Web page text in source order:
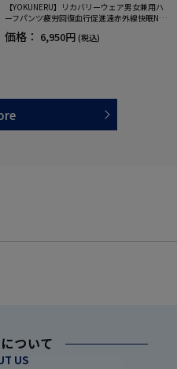
【YOKUNERU】リカバリーウェア男女兼用ハ
ーフパンツ疲労回復血行促進遠赤外線快眠NA
NOMIX(R)【一般医療機器】SS～LLサイズ
価格： 6,950円 (税込)
ついて
US